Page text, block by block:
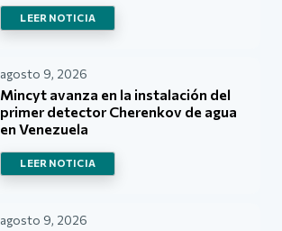
LEER NOTICIA
agosto 9, 2026
Mincyt avanza en la instalación del
primer detector Cherenkov de agua
en Venezuela
LEER NOTICIA
agosto 9, 2026